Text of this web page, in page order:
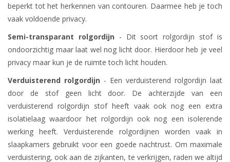
beperkt tot het herkennen van contouren. Daarmee heb je toch
vaak voldoende privacy.
Semi-transparant rolgordijn - Dit soort rolgordijn stof is
ondoorzichtig maar laat wel nog licht door. Hierdoor heb je veel
privacy maar kun je de ruimte toch licht houden.
Verduisterend rolgordijn - Een verduisterend rolgordijn laat
door de stof geen licht door. De achterzijde van een
verduisterend rolgordijn stof heeft vaak ook nog een extra
isolatielaag waardoor het rolgordijn ook nog een isolerende
werking heeft. Verduisterende rolgordijnen worden vaak in
slaapkamers gebruikt voor een goede nachtrust. Om maximale
verduistering, ook aan de zijkanten, te verkrijgen, raden we altijd